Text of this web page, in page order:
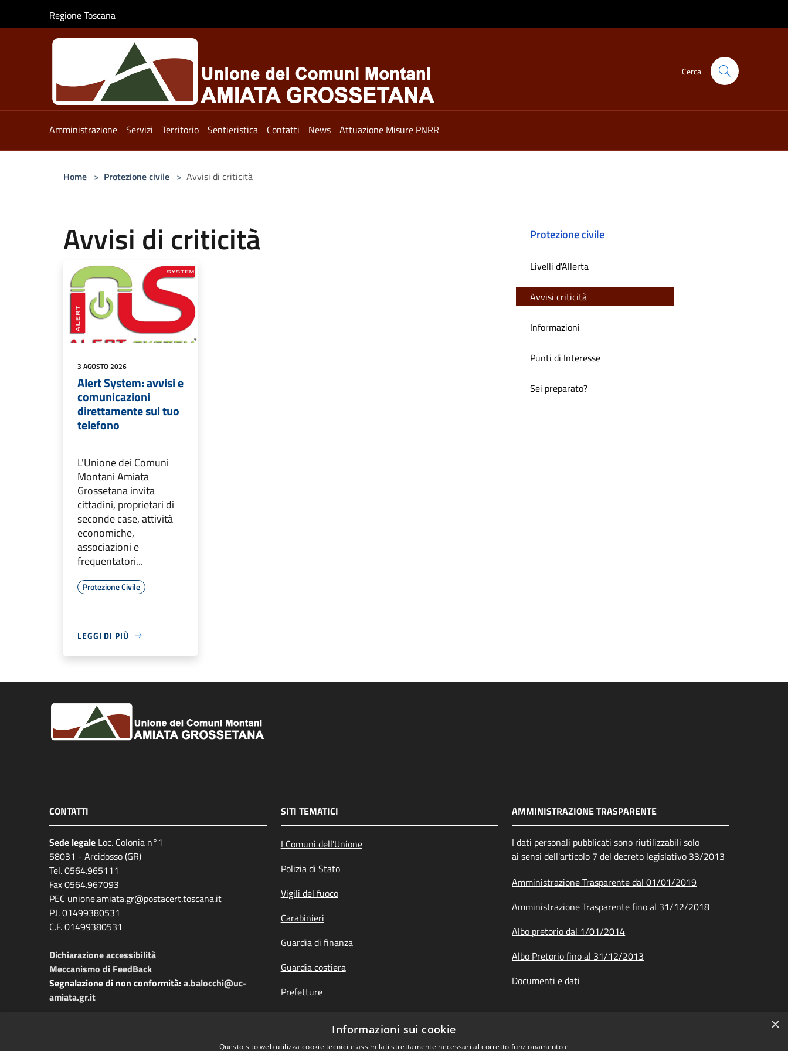
Regione Toscana
Cerca
Amministrazione Servizi Territorio Sentieristica Contatti News Attuazione Misure PNRR
Home > Protezione civile > Avvisi di criticità
Avvisi di criticità
3 AGOSTO 2026
Alert System: avvisi e
comunicazioni
direttamente sul tuo
telefono
L'Unione dei Comuni
Montani Amiata
Grossetana invita
cittadini, proprietari di
seconde case, attività
economiche,
associazioni e
frequentatori...
Protezione Civile
LEGGI DI PIÙ
Protezione civile
Livelli d'Allerta
Avvisi criticità
Informazioni
Punti di Interesse
Sei preparato?
CONTATTI
Sede legale Loc. Colonia n°1
58031 - Arcidosso (GR)
Tel. 0564.965111
Fax 0564.967093
PEC unione.amiata.gr@postacert.toscana.it
P.I. 01499380531
C.F. 01499380531
Dichiarazione accessibilità
Meccanismo di FeedBack
Segnalazione di non conformità:a.balocchi@uc-
amiata.gr.it
SITI TEMATICI
I Comuni dell'Unione
Polizia di Stato
Vigili del fuoco
Carabinieri
Guardia di finanza
Guardia costiera
Prefetture
Your Europe, italiano
AMMINISTRAZIONE TRASPARENTE
I dati personali pubblicati sono riutilizzabili solo
ai sensi dell'articolo 7 del decreto legislativo 33/2013
Amministrazione Trasparente dal 01/01/2019
Amministrazione Trasparente fino al 31/12/2018
Albo pretorio dal 1/01/2014
Albo Pretorio fino al 31/12/2013
Documenti e dati
×
Informazioni sui cookie
Questo sito web utilizza cookie tecnici e assimilati strettamente necessari al corretto funzionamento e